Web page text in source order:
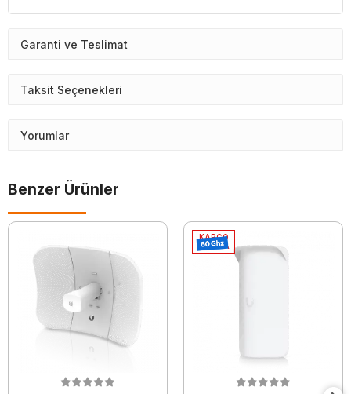
Garanti ve Teslimat
Taksit Seçenekleri
Yorumlar
Benzer Ürünler
KARGO
BEDAVA